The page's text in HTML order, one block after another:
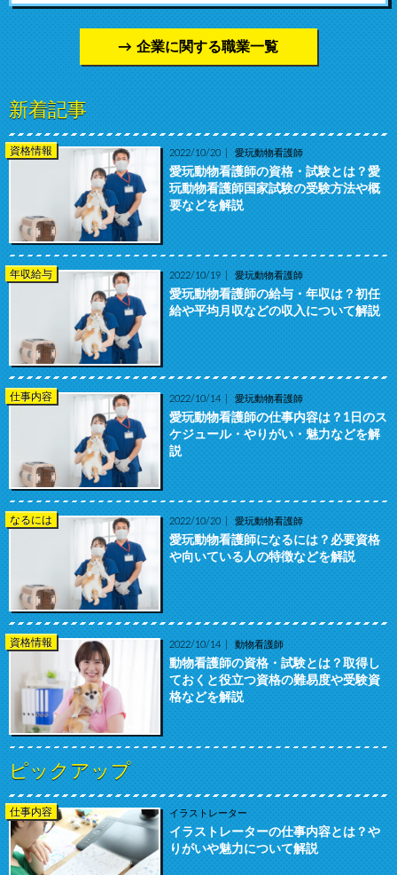
企業に関する職業一覧
新着記事
資格情報 2022/10/20 愛玩動物看護師
愛玩動物看護師の資格・試験とは？愛
玩動物看護師国家試験の受験方法や概
要などを解説
年収給与 2022/10/19 愛玩動物看護師
愛玩動物看護師の給与・年収は？初任
給や平均月収などの収入について解説
仕事内容 2022/10/14 愛玩動物看護師
愛玩動物看護師の仕事内容は？1日のス
ケジュール・やりがい・魅力などを解
説
なるには 2022/10/20 愛玩動物看護師
愛玩動物看護師になるには？必要資格
や向いている人の特徴などを解説
資格情報 2022/10/14 動物看護師
動物看護師の資格・試験とは？取得し
ておくと役立つ資格の難易度や受験資
格などを解説
ピックアップ
仕事内容 イラストレーター
イラストレーターの仕事内容とは？や
りがいや魅力について解説